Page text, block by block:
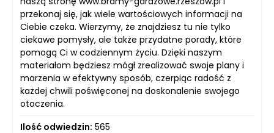
przekonaj się, jak wiele wartościowych informacji na
Ciebie czeka. Wierzymy, że znajdziesz tu nie tylko
ciekawe pomysły, ale także przydatne porady, które
pomogą Ci w codziennym życiu. Dzięki naszym
materiałom będziesz mógł zrealizować swoje plany i
marzenia w efektywny sposób, czerpiąc radość z
każdej chwili poświęconej na doskonalenie swojego
otoczenia.
Ilość odwiedzin: 565